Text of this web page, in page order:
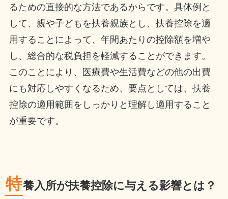
るための直接的な方法であるからです。具体例と
して、親や子どもを扶養親族とし、扶養控除を適
用することによって、年間あたりの控除額を増や
し、総合的な税負担を軽減することができます。
このことにより、医療費や生活費などの他の出費
にも対応しやすくなるため、要点としては、扶養
控除の適用範囲をしっかりと理解し適用すること
が重要です。
特養入所が扶養控除に与える影響とは？